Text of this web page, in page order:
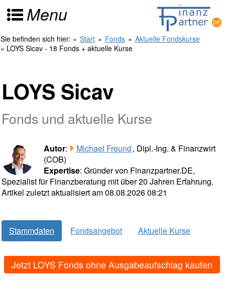
Menu
Sie befinden sich hier: » Start » Fonds » Aktuelle Fondskurse
» LOYS Sicav - 18 Fonds + aktuelle Kurse
LOYS Sicav
Fonds und aktuelle Kurse
Autor: Michael Freund, Dipl.-Ing. & Finanzwirt
(COB)
Expertise: Gründer von Finanzpartner.DE,
Spezialist für Finanzberatung mit über 20 Jahren Erfahrung.
Artikel zuletzt aktualisiert am 08.08.2026 08:21
Stammdaten Fondsangebot Aktuelle Kurse
Jetzt LOYS Fonds ohne Ausgabeaufschlag kaufen